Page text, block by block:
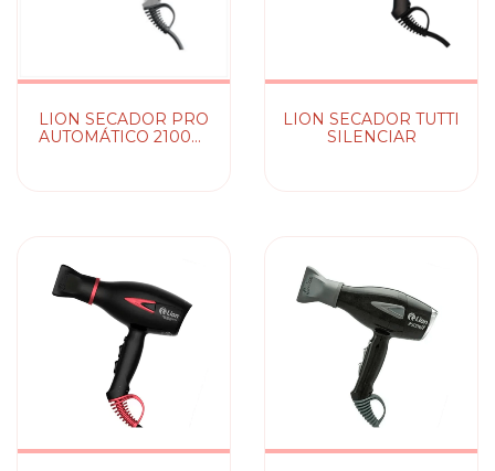
LION SECADOR PRO
AUTOMÁTICO 2100W
LION SECADOR TUTTI
SILENCIAR